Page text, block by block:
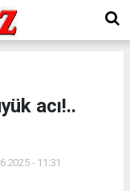
acı!..
- 11:31